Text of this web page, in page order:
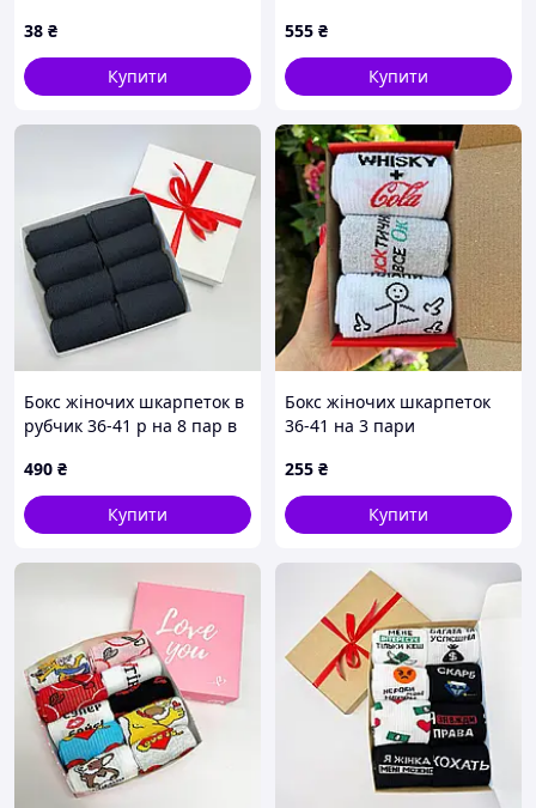
38 ₴
Купити
555 ₴
Купити
Бокс жіночих шкарпеток в
рубчик 36-41 р на 8 пар в
стрічкою
490 ₴
Купити
Бокс жіночих шкарпеток
36-41 на 3 пари
255 ₴
Купити